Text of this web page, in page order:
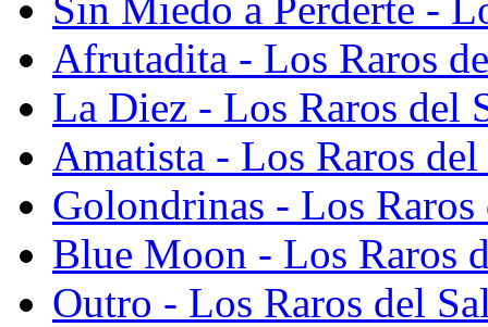
Afrutadita - Los Raros
La Diez - Los Raros del
Amatista - Los Raros
Golondrinas - Los
Blue Moon - Los Raros
Outro - Los Raros del